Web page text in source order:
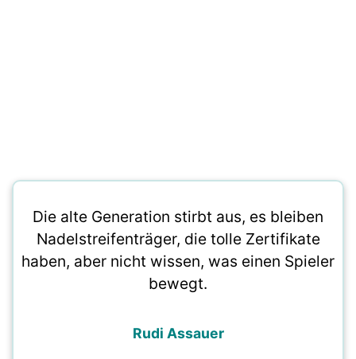
Die alte Generation stirbt aus, es bleiben
Nadelstreifenträger, die tolle Zertifikate
haben, aber nicht wissen, was einen Spieler
bewegt.
Rudi Assauer